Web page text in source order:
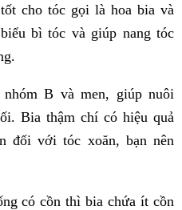
cho tóc gọi là hoa bia và
bì tóc và giúp nang tóc
B và men, giúp nuôi
Bia thậm chí có hiệu quả
đối với tóc xoăn, bạn nên
có cồn thì bia chứa ít cồn